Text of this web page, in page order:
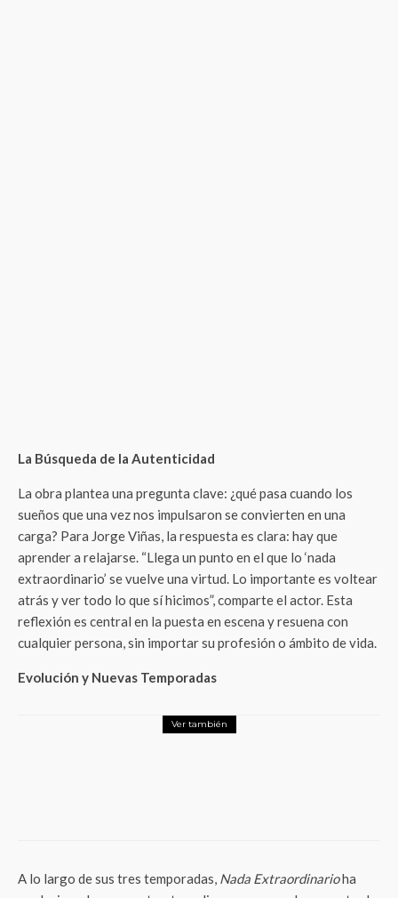
La Búsqueda de la Autenticidad
La obra plantea una pregunta clave: ¿qué pasa cuando los
sueños que una vez nos impulsaron se convierten en una
carga? Para Jorge Viñas, la respuesta es clara: hay que
aprender a relajarse. “Llega un punto en el que lo ‘nada
extraordinario’ se vuelve una virtud. Lo importante es voltear
atrás y ver todo lo que sí hicimos”, comparte el actor. Esta
reflexión es central en la puesta en escena y resuena con
cualquier persona, sin importar su profesión o ámbito de vida.
Evolución y Nuevas Temporadas
Ver también
A lo largo de sus tres temporadas, Nada Extraordinarioha